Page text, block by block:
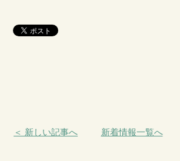
＜ 新しい記事へ 新着情報一覧へ